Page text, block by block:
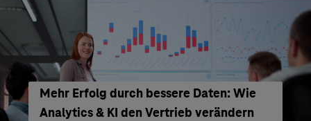
Mehr Erfolg durch bessere Daten: Wie
Analytics & KI den Vertrieb verändern